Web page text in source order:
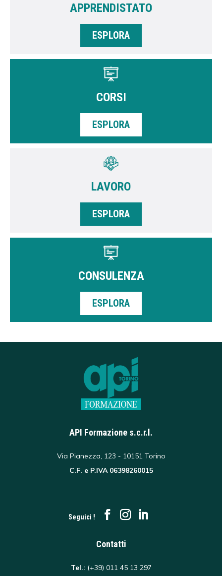
APPRENDISTATO
ESPLORA
CORSI
ESPLORA
LAVORO
ESPLORA
CONSULENZA
ESPLORA
API Formazione s.c.r.l.
Via Pianezza, 123 - 10151 Torino
C.F. e P.IVA 06398260015
Seguici !
Contatti
Tel.: (+39) 011 45 13 297